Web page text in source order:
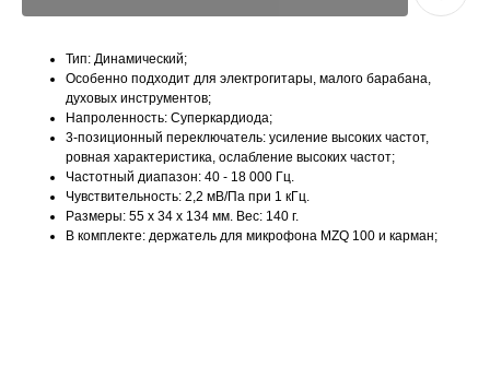
Тип: Динамический;
Особенно подходит для электрогитары, малого барабана,
духовых инструментов;
Напроленность: Суперкардиода;
3-позиционный переключатель: усиление высоких частот,
ровная характеристика, ослабление высоких частот;
Частотный диапазон: 40 - 18 000 Гц.
Чувствительность: 2,2 мВ/Па при 1 кГц.
Размеры: 55 x 34 x 134 мм. Вес: 140 г.
В комплекте: держатель для микрофона MZQ 100 и карман;